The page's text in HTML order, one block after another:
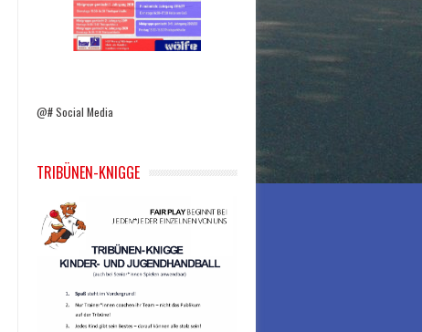
@# Social Media
TRIBÜNEN-KNIGGE